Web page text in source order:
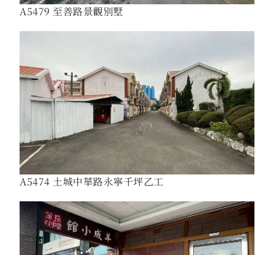
A5479 至善路景觀別墅
A5474 土城中華路永寧千坪乙工